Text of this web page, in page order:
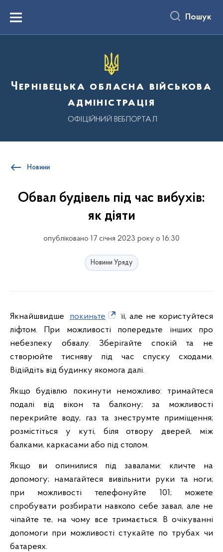
вмістуMenu Пошук
Чернівецька обласна військова
адміністрація
ОФІЦІЙНИЙ ВЕБПОРТАЛ
Новини
Обвал будівель під час вибухів:
як діяти
опубліковано 17 січня 2023 року о 16:30
Новини Уряду
Якнайшвидше покиньте
її, але не користуйтеся
ліфтом. При можливості попередьте інших про
небезпеку обвалу. Зберігайте спокій та не
створюйте тисняву під час спуску сходами.
Відійдіть від будинку якомога далі.
Якщо будівлю покинути неможливо: тримайтеся
подалі від вікон та балкону; за можливості
перекрийте воду, газ та знеструмте приміщення;
розмістіться у куті, біля отвору дверей, між
балками, каркасами або під столом.
Якщо ви опинилися під завалами: кличте на
допомогу; намагайтеся вивільнити руки та ноги;
при можливості телефонуйте 101; можете
спробувати розбирати навколо себе завал, але не
чіпайте те, на чому все тримається. В очікуванні
допомоги при можливості стукайте по трубах чи
батареях.